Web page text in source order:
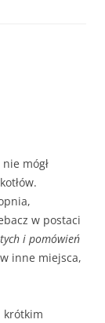
mógł
w postaci
i pomówień
inne miejsca,
krótkim